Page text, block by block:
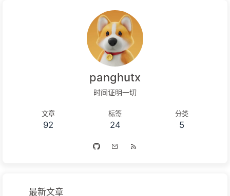
panghutx
时间证明一切
文章
92
标签
24
分类
5
最新文章